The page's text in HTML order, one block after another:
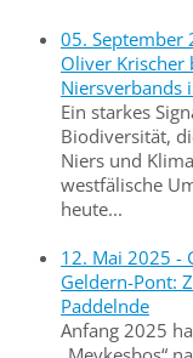
05. September
Oliver Krischer
Niersverbands
Ein starkes
Biodiversität,
Niers und
westfälische
heute...
12. Mai 2025 -
Geldern-Pont:
Paddelnde
Anfang 2025